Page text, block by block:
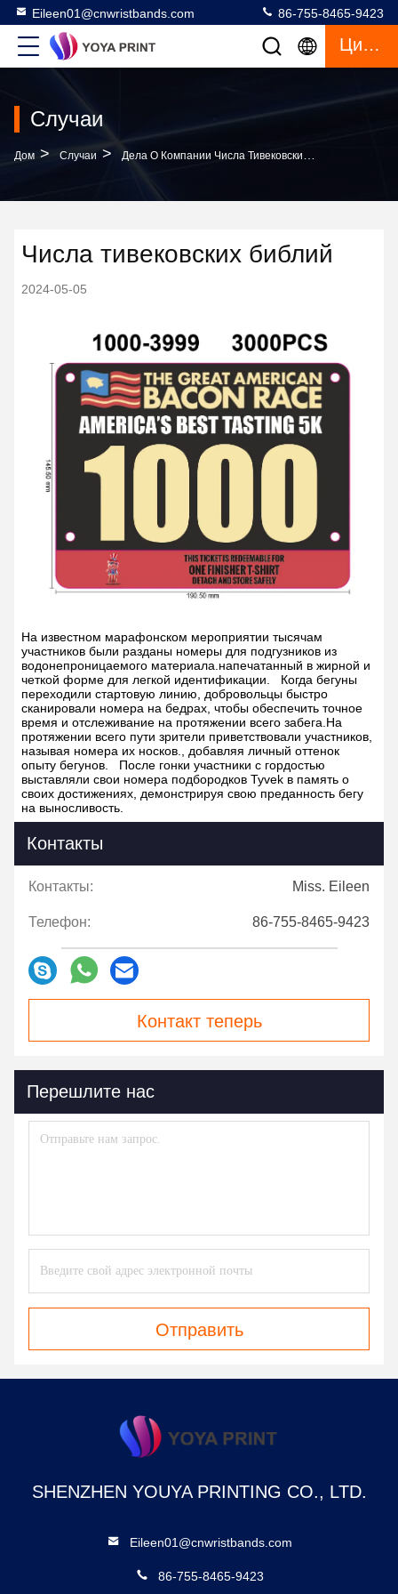
Eileen01@cnwristbands.com 86-755-8465-9423
Цитата
Случаи
Дом > Случаи > Дела О Компании Числа Тивековских Библий
Числа тивековских библий
2024-05-05
На известном марафонском мероприятии тысячам
участников были разданы номеры для подгузников из
водонепроницаемого материала.напечатанный в жирной и
четкой форме для легкой идентификации.
Когда бегуны
переходили стартовую линию, добровольцы быстро
сканировали номера на бедрах, чтобы обеспечить точное
время и отслеживание на протяжении всего забега.На
протяжении всего пути зрители приветствовали участников,
называя номера их носков., добавляя личный оттенок
опыту бегунов.
После гонки участники с гордостью
выставляли свои номера подбородков Tyvek в память о
своих достижениях, демонстрируя свою преданность бегу
на выносливость.
Контакты
Контакты: Miss. Eileen
Телефон: 86-755-8465-9423
Контакт теперь
Перешлите нас
Отправить
SHENZHEN YOUYA PRINTING CO., LTD.
Eileen01@cnwristbands.com
86-755-8465-9423